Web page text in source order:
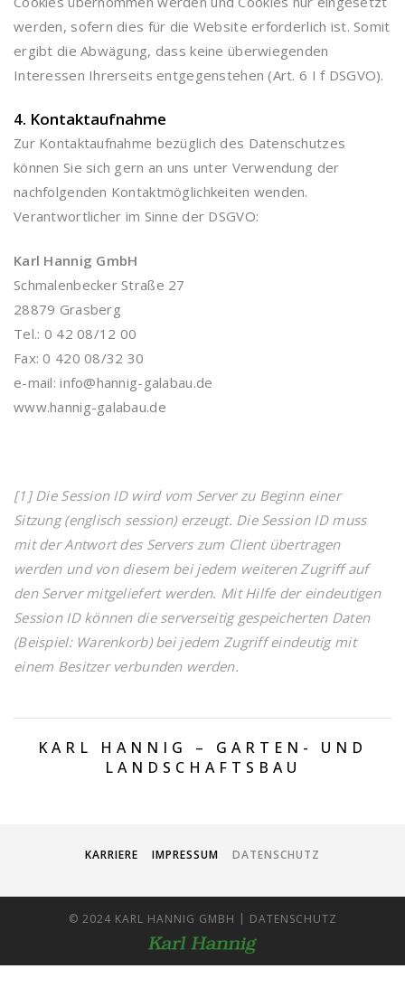
werden, sofern dies für die Website erforderlich ist. Somit
ergibt die Abwägung, dass keine überwiegenden
Interessen Ihrerseits entgegenstehen (Art. 6 I f DSGVO).
4. Kontaktaufnahme
Zur Kontaktaufnahme bezüglich des Datenschutzes
können Sie sich gern an uns unter Verwendung der
nachfolgenden Kontaktmöglichkeiten wenden.
Verantwortlicher im Sinne der DSGVO:
Karl Hannig GmbH
Schmalenbecker Straße 27
28879 Grasberg
Tel.: 0 42 08/12 00
Fax: 0 420 08/32 30
e-mail: info@hannig-galabau.de
www.hannig-galabau.de
[1] Die Session ID wird vom Server zu Beginn einer
Sitzung (englisch session) erzeugt. Die Session ID muss
mit der Antwort des Servers zum Client übertragen
werden und von diesem bei jedem weiteren Zugriff auf
den Server mitgeliefert werden. Mit Hilfe der eindeutigen
Session ID können die serverseitig gespeicherten Daten
(Beispiel: Warenkorb) bei jedem Zugriff eindeutig mit
einem Besitzer verbunden werden.
KARL HANNIG – GARTEN- UND
LANDSCHAFTSBAU
KARRIERE IMPRESSUM DATENSCHUTZ
© 2024 KARL HANNIG GMBH | DATENSCHUTZ